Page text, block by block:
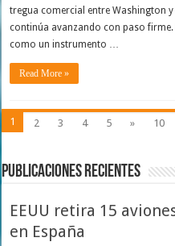
tregua comercial entre Washington
continúa avanzando con paso
como un instrumento …
Read More »
1 2 3 4 5 » 10
Publicaciones Recientes
EEUU retira 15
en España